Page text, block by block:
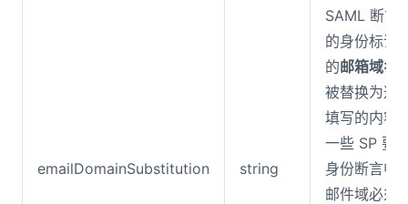
emailDomainSubstitution string
SAML 断言
的身份标识
的邮箱域名
被替换为这
填写的内容
一些 SP 要
身份断言中
邮件域必须